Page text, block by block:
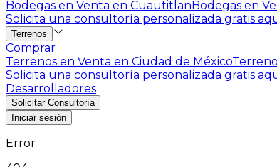
Bodegas en Venta en CuautitlanBodegas en
Solicita una consultoría personalizada gratis
Terrenos
Comprar
Terrenos en Venta en Ciudad de México
Solicita una consultoría personalizada gratis
Desarrolladores
Solicitar Consultoría
Iniciar sesión
Error